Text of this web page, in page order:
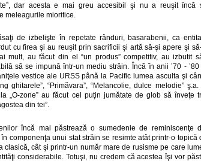
dar acesta e mai greu accesibil şi nu a reuşit încă
meleagurile mioritice.
de izbelişte în repetate rânduri, basarabenii, ca
cu firea şi au reuşit prin sacrificii şi artă să-şi apere şi
mult, au făcut din el “un produs” competitiv, au izbutit
să se impună într-un mediu străin. Încă în anii ’70 - ’80
vestice ale URSS până la Pacific lumea asculta şi
ghitarele”, “Primăvara”, “Melancolie, dulce melodie” ş.a.
„O-zone” au făcut cel puţin jumătate de glob să înveţe
din tei”.
încă mai păstrează o sumedenie de reminiscenţe
componenţa unui stat străin se resimte atât printr-o topică
clasică, cât şi printr-un număr mare de rusisme pe care
considerabile. Totuşi, nu credem că acestea îşi vor